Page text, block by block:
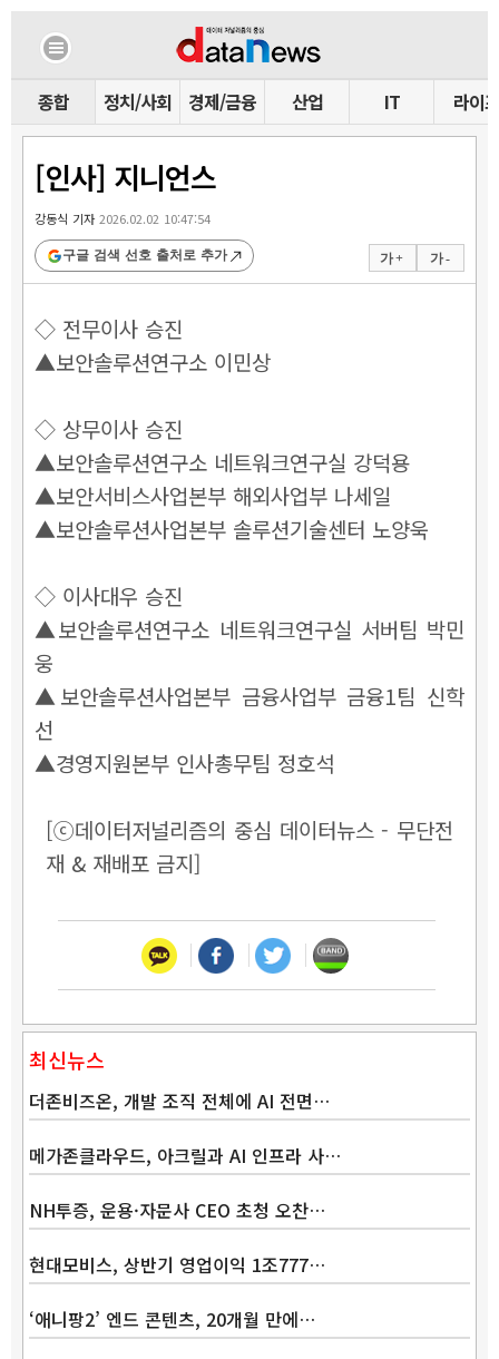
종합 정치/사회 경제/금융 산업 IT 라이프
[인사] 지니언스
강동식 기자2026.02.02 10:47:54
가 + 가 -
구글 검색 선호 출처로 추가
◇ 전무이사 승진
▲보안솔루션연구소 이민상
◇ 상무이사 승진
▲보안솔루션연구소 네트워크연구실 강덕용
▲보안서비스사업본부 해외사업부 나세일
▲보안솔루션사업본부 솔루션기술센터 노양욱
◇ 이사대우 승진
▲보안솔루션연구소 네트워크연구실 서버팀 박민
웅
▲보안솔루션사업본부 금융사업부 금융1팀 신학
선
▲경영지원본부 인사총무팀 정호석
[ⓒ데이터저널리즘의 중심 데이터뉴스 - 무단전
재 & 재배포 금지]
최신뉴스
더존비즈온, 개발 조직 전체에 AI 전면…
메가존클라우드, 아크릴과 AI 인프라 사…
NH투증, 운용·자문사 CEO 초청 오찬…
현대모비스, 상반기 영업이익 1조777…
‘애니팡2’ 엔드 콘텐츠, 20개월 만에…